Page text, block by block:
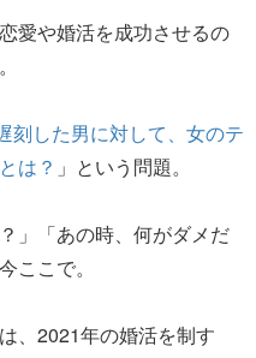
愛や婚活を成功させるの
刻した男に対して、女のテ
は？ 」という問題。
」「あの時、何がダメだ
ここで。
、2021年の婚活を制す